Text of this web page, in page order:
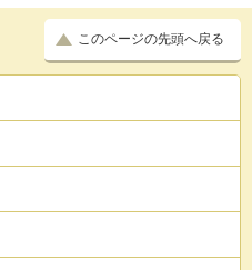
このページの先頭へ戻る